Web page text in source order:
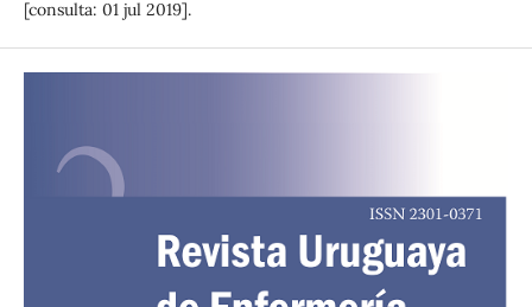
[consulta: 01 jul 2019].